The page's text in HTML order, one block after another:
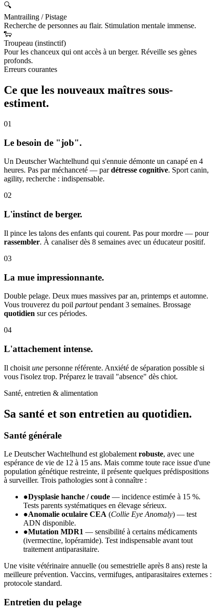
🔍
Mantrailing / Pistage
Recherche de personnes au flair. Stimulation mentale immense.
🐑
Troupeau (instinctif)
Pour les chanceux qui ont accès à un berger. Réveille ses gènes
profonds.
Erreurs courantes
Ce que les nouveaux maîtres sous-
estiment.
01
Le besoin de "job".
Un Deutscher Wachtelhund qui s'ennuie démonte un canapé en 4
heures. Pas par méchanceté — pardétresse cognitive. Sport canin,
agility, recherche : indispensable.
02
L'instinct de berger.
Il pince les talons des enfants qui courent. Pas pour mordre — pour
rassembler. À canaliser dès 8 semaines avec un éducateur positif.
03
La mue impressionnante.
Double pelage. Deux mues massives par an, printemps et automne.
Vous trouverez du poil partoutpendant 3 semaines. Brossage
quotidien sur ces périodes.
04
L'attachement intense.
Il choisit une personne référente. Anxiété de séparation possible si
vous l'isolez trop. Préparez le travail "absence" dès chiot.
Santé, entretien & alimentation
Sa santé et son entretien au quotidien.
Santé générale
Le Deutscher Wachtelhund est globalement robuste, avec une
espérance de vie de 12 à 15 ans. Mais comme toute race issue d'une
population génétique restreinte, il présente quelques prédispositions
à surveiller. Trois pathologies sont à connaître :
●Dysplasie hanche / coude — incidence estimée à 15 %.
Tests parents systématiques en élevage sérieux.
●Anomalie oculaire CEA (Collie Eye Anomaly) — test
ADN disponible.
●Mutation MDR1 — sensibilité à certains médicaments
(ivermectine, lopéramide). Test indispensable avant tout
traitement antiparasitaire.
Une visite vétérinaire annuelle (ou semestrielle après 8 ans) reste la
meilleure prévention. Vaccins, vermifuges, antiparasitaires externes :
protocole standard.
Entretien du pelage